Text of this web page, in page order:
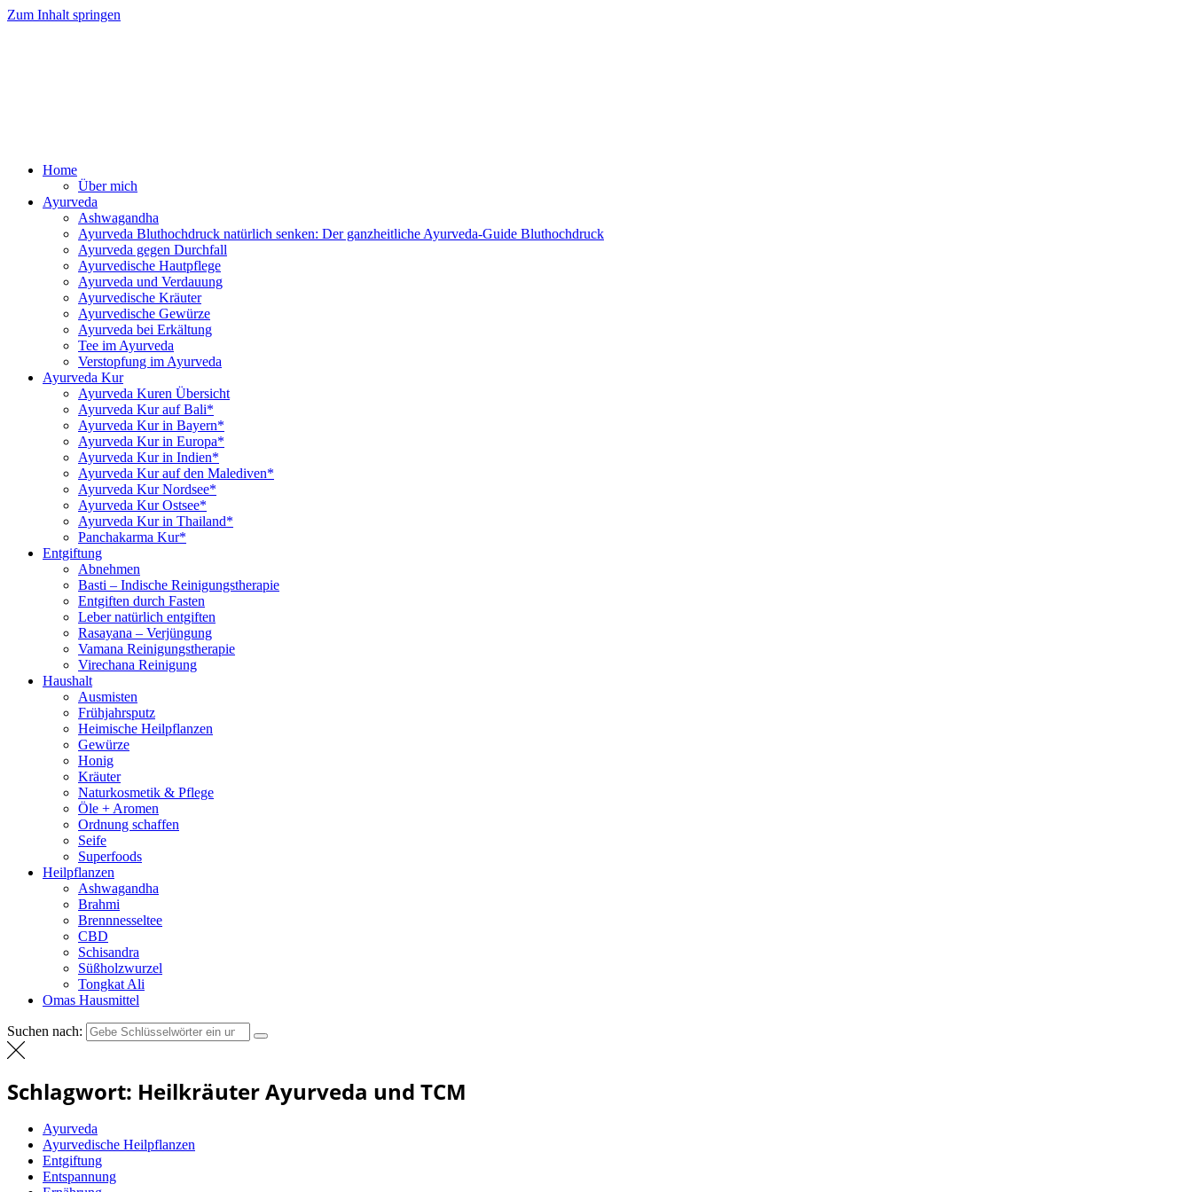
Zum Inhalt springen
Home
Über mich
Ayurveda
Ashwagandha
Ayurveda Bluthochdruck natürlich senken: Der ganzheitliche Ayurveda-Guide Bluthochdruck
Ayurveda gegen Durchfall
Ayurvedische Hautpflege
Ayurveda und Verdauung
Ayurvedische Kräuter
Ayurvedische Gewürze
Ayurveda bei Erkältung
Tee im Ayurveda
Verstopfung im Ayurveda
Ayurveda Kur
Ayurveda Kuren Übersicht
Ayurveda Kur auf Bali*
Ayurveda Kur in Bayern*
Ayurveda Kur in Europa*
Ayurveda Kur in Indien*
Ayurveda Kur auf den Malediven*
Ayurveda Kur Nordsee*
Ayurveda Kur Ostsee*
Ayurveda Kur in Thailand*
Panchakarma Kur*
Entgiftung
Abnehmen
Basti – Indische Reinigungstherapie
Entgiften durch Fasten
Leber natürlich entgiften
Rasayana – Verjüngung
Vamana Reinigungstherapie
Virechana Reinigung
Haushalt
Ausmisten
Frühjahrsputz
Heimische Heilpflanzen
Gewürze
Honig
Kräuter
Naturkosmetik & Pflege
Öle + Aromen
Ordnung schaffen
Seife
Superfoods
Heilpflanzen
Ashwagandha
Brahmi
Brennnesseltee
CBD
Schisandra
Süßholzwurzel
Tongkat Ali
Omas Hausmittel
Suchen nach:
Schlagwort: Heilkräuter Ayurveda und TCM
Ayurveda
Ayurvedische Heilpflanzen
Entgiftung
Entspannung